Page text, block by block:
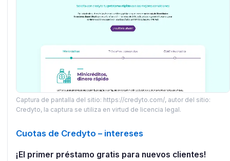
Captura de pantalla del sitio: https://credyto.com/, autor del sitio:
Credyto, la captura se utiliza en virtud de licencia legal.
Cuotas de Credyto – intereses
¡El primer préstamo gratis para nuevos clientes!